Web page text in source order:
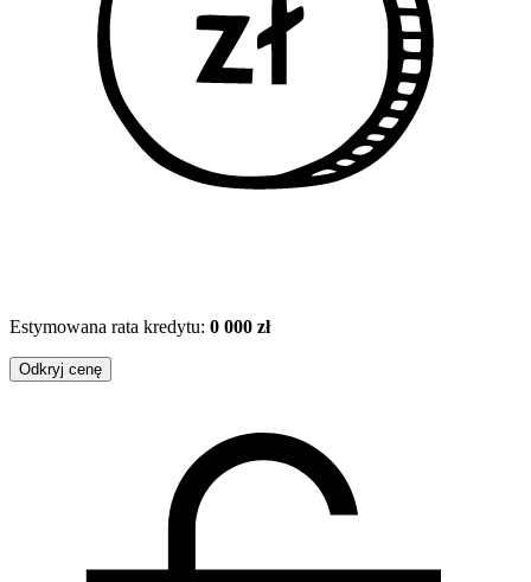
Estymowana rata kredytu: 0 000 zł
Odkryj cenę